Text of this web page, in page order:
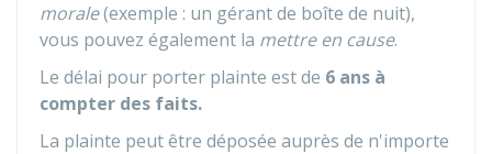
morale(exemple : un gérant de boîte de nuit),
vous pouvez également la mettre en cause.
Le délai pour porter plainte est de 6 ans à
compter des faits.
La plainte peut être déposée auprès de n'importe